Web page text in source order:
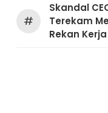
#
Skandal
Terekam
Rekan